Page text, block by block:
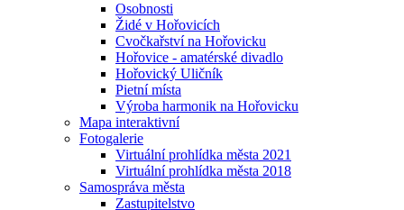
Osobnosti
Židé v Hořovicích
Cvočkařství na Hořovicku
Hořovice - amatérské divadlo
Hořovický Uličník
Pietní místa
Výroba harmonik na Hořovicku
Mapa interaktivní
Fotogalerie
Virtuální prohlídka města 2021
Virtuální prohlídka města 2018
Samospráva města
Zastupitelstvo